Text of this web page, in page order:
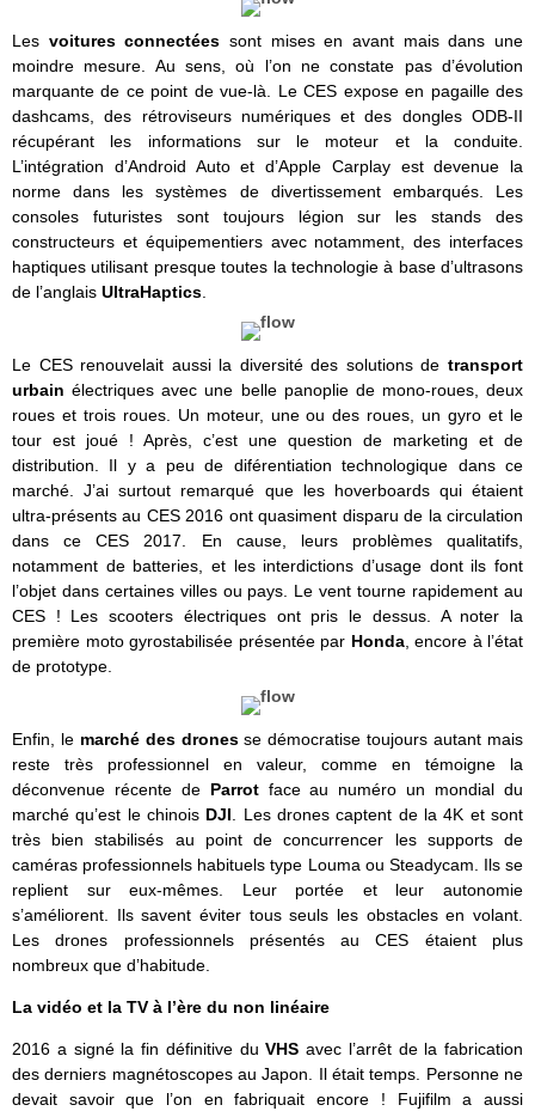
Les voitures connectéessont mises en avant mais dans une
moindre mesure. Au sens, où l’on ne constate pas d’évolution
marquante de ce point de vue-là. Le CES expose en pagaille des
dashcams, des rétroviseurs numériques et des dongles ODB-II
récupérant les informations sur le moteur et la conduite.
L’intégration d’Android Auto et d’Apple Carplay est devenue la
norme dans les systèmes de divertissement embarqués. Les
consoles futuristes sont toujours légion sur les stands des
constructeurs et équipementiers avec notamment, des interfaces
haptiques utilisant presque toutes la technologie à base d’ultrasons
de l’anglais UltraHaptics
Le CES renouvelait aussi la diversité des solutions de transport
urbain électriques avec une belle panoplie de mono-roues, deux
roues et trois roues. Un moteur, une ou des roues, un gyro et le
tour est joué ! Après, c’est une question de marketing et de
distribution. Il y a peu de diférentiation technologique dans ce
marché. J’ai surtout remarqué que les hoverboards qui étaient
ultra-présents au CES 2016 ont quasiment disparu de la circulation
dans ce CES 2017. En cause, leurs problèmes qualitatifs,
notamment de batteries, et les interdictions d’usage dont ils font
l’objet dans certaines villes ou pays. Le vent tourne rapidement au
CES ! Les scooters électriques ont pris le dessus. A noter la
première moto gyrostabilisée présentée par Honda, encore à l’état
de prototype.
Enfin, le marché des dronesse démocratise toujours autant mais
reste très professionnel en valeur, comme en témoigne la
déconvenue récente de Parrotface au numéro un mondial du
marché qu’est le chinois DJI . Les drones captent de la 4K et sont
très bien stabilisés au point de concurrencer les supports de
caméras professionnels habituels type Louma ou Steadycam. Ils se
replient sur eux-mêmes. Leur portée et leur autonomie
s’améliorent. Ils savent éviter tous seuls les obstacles en volant.
Les drones professionnels présentés au CES étaient plus
nombreux que d’habitude.
La vidéo et la TV à l’ère du non linéaire
2016 a signé la fin définitive duVHS avec l’arrêt de la fabrication
des derniers magnétoscopes au Japon. Il était temps. Personne ne
devait savoir que l’on en fabriquait encore ! Fujifilm a aussi